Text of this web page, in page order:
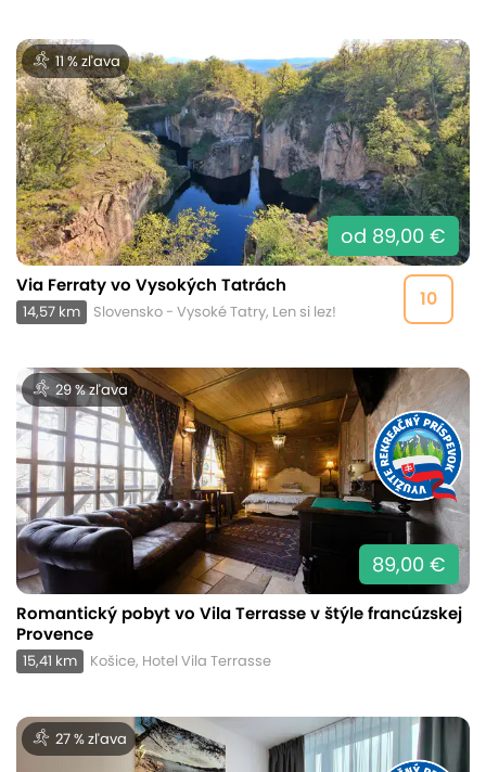
11 % zľava
od 89,00 €
10
Via Ferraty vo Vysokých Tatrách
14,57 km Slovensko - Vysoké Tatry, Len si lez!
29 % zľava
89,00 €
Romantický pobyt vo Vila Terrasse v štýle francúzskej
Provence
15,41 km Košice, Hotel Vila Terrasse
27 % zľava